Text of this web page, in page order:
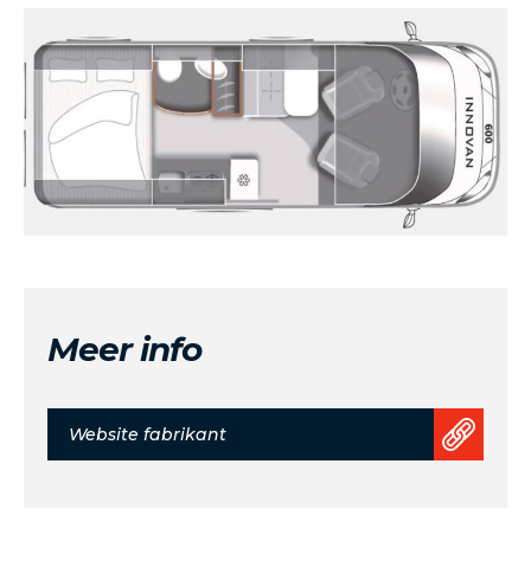
Meer info
Website fabrikant